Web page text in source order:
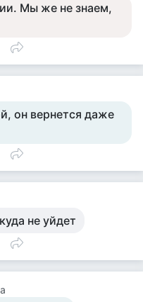
Мы же не знаем,
он вернется даже
не уйдет